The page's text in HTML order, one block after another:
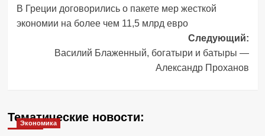
записи
В Греции договорились о пакете мер жесткой
экономии на более чем 11,5 млрд евро
Следующий:
Василий Блаженный, богатыри и батыры —
Александр Проханов
Тематические новости:
Экономика